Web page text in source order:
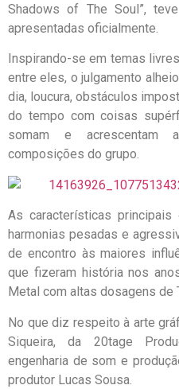
Shadows of The Soul”,
apresentadas oficialmente.
Inspirando-se em temas
entre eles, o julgamento
dia, loucura, obstáculos
do tempo com coisas
somam e acrescentam
composições do grupo.
As características
harmonias pesadas e
de encontro às maiores
que fizeram história nos
Metal com altas dosagens de
No que diz respeito à arte
Siqueira, da 20tage
engenharia de som e
produtor Lucas Sousa.